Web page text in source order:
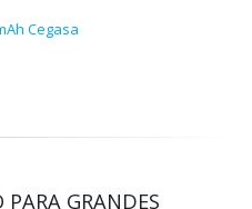
Cegasa
PARA GRANDES